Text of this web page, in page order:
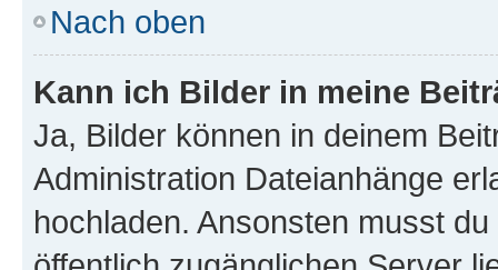
Nach oben
Kann ich Bilder in meine
Ja, Bilder können in deinem
Administration Dateianhänge
hochladen. Ansonsten musst